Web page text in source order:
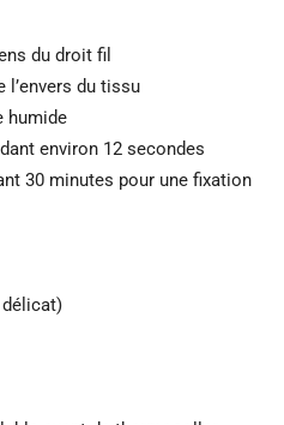
du droit fil
l’envers du tissu
humide
environ 12 secondes
30 minutes pour une fixation
délicat)